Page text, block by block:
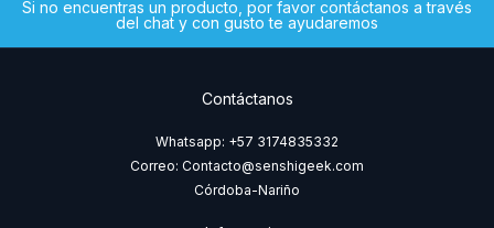
Si no encuentras un producto, por favor contáctanos a través
del chat y con gusto te ayudaremos
Contáctanos
Whatsapp: +57 3174835332
Correo: Contacto@senshigeek.com
Córdoba-Nariño